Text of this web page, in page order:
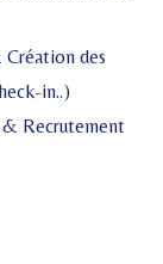
Création des
in..)
& Recrutement